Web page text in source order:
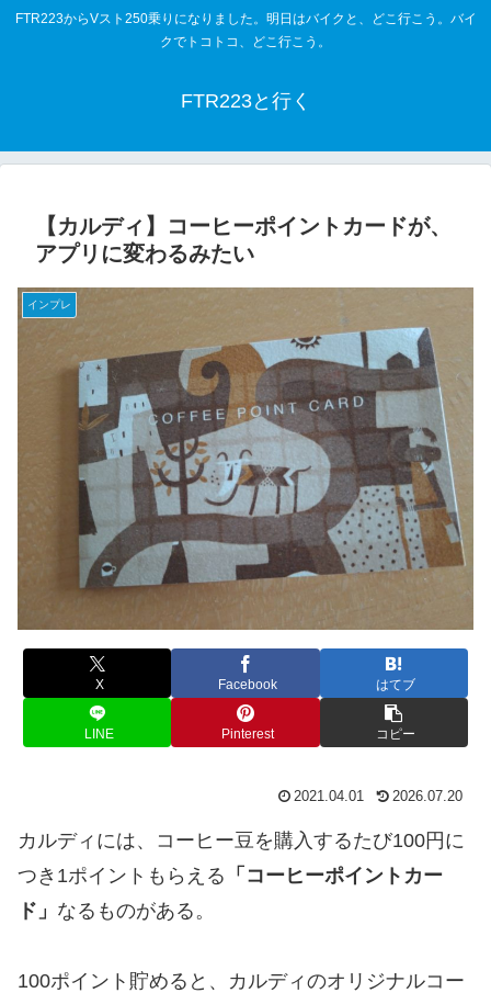
FTR223からVスト250乗りになりました。明日はバイクと、どこ行こう。バイ
クでトコトコ、どこ行こう。
FTR223と行く
【カルディ】コーヒーポイントカードが、
アプリに変わるみたい
インプレ
X Facebook はてブ
LINE Pinterest コピー
2021.04.01 2026.07.20
カルディには、コーヒー豆を購入するたび100円に
つき1ポイントもらえる 「コーヒーポイントカー
ド」 なるものがある。
100ポイント貯めると、カルディのオリジナルコー